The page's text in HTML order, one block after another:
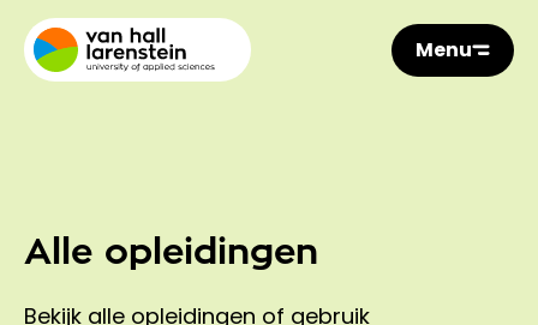
Menu
Alle opleidingen
Bekijk alle opleidingen of gebruik